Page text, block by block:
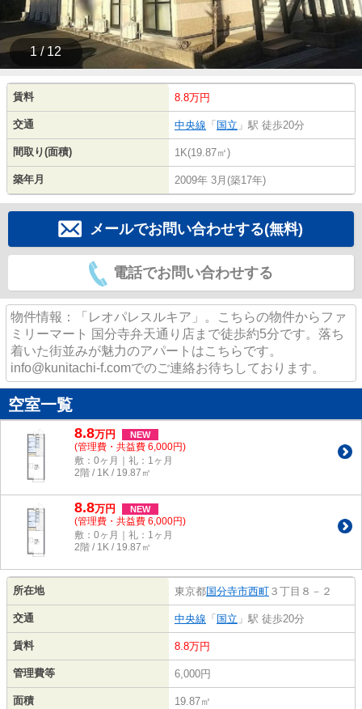
1 / 12
賃料 8.8万円
交通 中央線 「 国立 」駅 徒歩20分
間取り(面積) 1K(19.87㎡)
築年月 2009年 3月(築17年)
メールでお問い合わせする(無料)
電話でお問い合わせする
物件情報：「レオパレスルキア」。こちらの物件からファ
ミリーマート 国分寺弁天通り店まで徒歩約5分です。落ち
着いた街並みが魅力のアパートはこちらです。
info@kunitachi-f.comでのご連絡お待ちしております。
空室一覧
8.8万円 NEW
(管理費・共益費 6,000円)
敷：0ヶ月｜礼：1ヶ月
2階 / 1K / 19.87㎡
8.8万円 NEW
(管理費・共益費 6,000円)
敷：0ヶ月｜礼：1ヶ月
2階 / 1K / 19.87㎡
所在地 東京都国分寺市西町 ３丁目８－２
交通 中央線 「 国立 」駅 徒歩20分
賃料 8.8万円
管理費等 6,000円
面積 19.87㎡